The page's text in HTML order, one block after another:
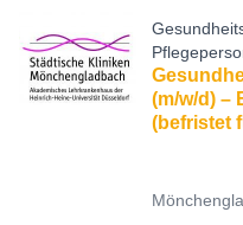
(m/w/d) –
(befristet